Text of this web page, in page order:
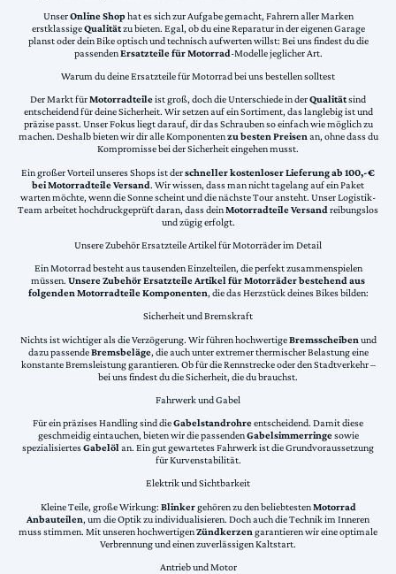
UnserOnline Shophat es sich zur Aufgabe gemacht, Fahrern aller Marken
erstklassigeQualitätzu bieten. Egal, ob du eine Reparatur in der eigenen Garage
planst oder dein Bike optisch und technisch aufwerten willst: Bei uns findest du die
passendenErsatzteile für Motorrad-Modelle jeglicher Art.
Warum du deine Ersatzteile für Motorrad bei uns bestellen solltest
Der Markt fürMotorradteileist groß, doch die Unterschiede in derQualitätsind
entscheidend für deine Sicherheit. Wir setzen auf ein Sortiment, das langlebig ist und
präzise passt. Unser Fokus liegt darauf, dir das Schrauben so einfach wie möglich zu
machen. Deshalb bieten wir dir alle Komponentenzu besten Preisenan, ohne dass du
Kompromisse bei der Sicherheit eingehen musst.
Ein großer Vorteil unseres Shops ist derschneller kostenloser Lieferung ab 100,-€
bei Motorradteile Versand. Wir wissen, dass man nicht tagelang auf ein Paket
warten möchte, wenn die Sonne scheint und die nächste Tour ansteht. Unser Logistik-
Team arbeitet hochdruckgeprüft daran, dass deinMotorradteile Versand reibungslos
und zügig erfolgt.
Unsere Zubehör Ersatzteile Artikel für Motorräder im Detail
Ein Motorrad besteht aus tausenden Einzelteilen, die perfekt zusammenspielen
müssen. Unsere Zubehör Ersatzteile Artikel für Motorräder bestehend aus
folgenden Motorradteile Komponenten, die das Herzstück deines Bikes bilden:
Sicherheit und Bremskraft
Nichts ist wichtiger als die Verzögerung. Wir führen hochwertigeBremsscheiben und
dazu passendeBremsbeläge, die auch unter extremer thermischer Belastung eine
konstante Bremsleistung garantieren. Ob für die Rennstrecke oder den Stadtverkehr –
bei uns findest du die Sicherheit, die du brauchst.
Fahrwerk und Gabel
Für ein präzises Handling sind dieGabelstandrohreentscheidend. Damit diese
geschmeidig eintauchen, bieten wir die passendenGabelsimmerringesowie
spezialisiertesGabelölan. Ein gut gewartetes Fahrwerk ist die Grundvoraussetzung
für Kurvenstabilität.
Elektrik und Sichtbarkeit
Kleine Teile, große Wirkung: Blinkergehören zu den beliebtestenMotorrad
Anbauteilen, um die Optik zu individualisieren. Doch auch die Technik im Inneren
muss stimmen. Mit unseren hochwertigenZündkerzen garantieren wir eine optimale
Verbrennung und einen zuverlässigen Kaltstart.
Antrieb und Motor